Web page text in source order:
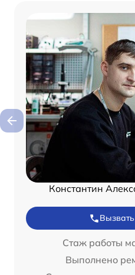
Константин
Стаж работы
Выполнено